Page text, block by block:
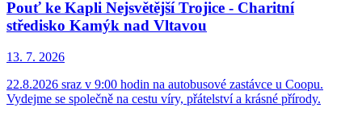
Pouť ke Kapli Nejsvětější Trojice - Charitní
středisko Kamýk nad Vltavou
13. 7. 2026
22.8.2026 sraz v 9:00 hodin na autobusové zastávce u Coopu.
Vydejme se společně na cestu víry, přátelství a krásné přírody.